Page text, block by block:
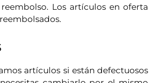
Los artículos en oferta
artículos si están defectuosos